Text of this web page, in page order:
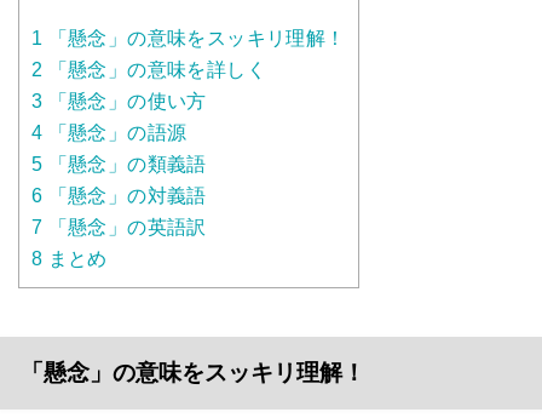
1 「懸念」の意味をスッキリ理解！
2 「懸念」の意味を詳しく
3 「懸念」の使い方
4 「懸念」の語源
5 「懸念」の類義語
6 「懸念」の対義語
7 「懸念」の英語訳
8 まとめ
「懸念」の意味をスッキリ理解！